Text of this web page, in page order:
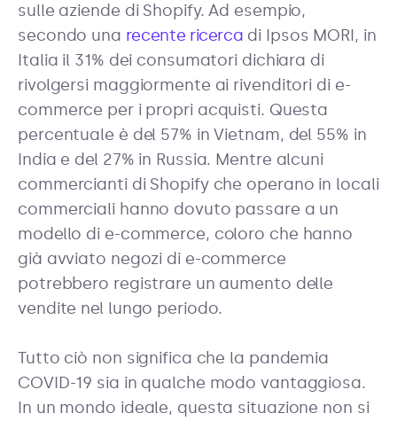
sulle aziende di Shopify. Ad esempio,
secondo una recente ricerca di Ipsos MORI, in
Italia il 31% dei consumatori dichiara di
rivolgersi maggiormente ai rivenditori di e-
commerce per i propri acquisti. Questa
percentuale è del 57% in Vietnam, del 55% in
India e del 27% in Russia. Mentre alcuni
commercianti di Shopify che operano in locali
commerciali hanno dovuto passare a un
modello di e-commerce, coloro che hanno
già avviato negozi di e-commerce
potrebbero registrare un aumento delle
vendite nel lungo periodo.
Tutto ciò non significa che la pandemia
COVID-19 sia in qualche modo vantaggiosa.
In un mondo ideale, questa situazione non si